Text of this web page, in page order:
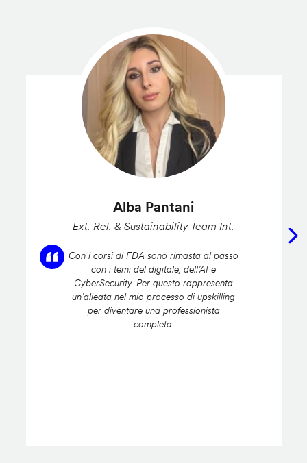
Alba Pantani
Ext. Rel. & Sustainability Team Int.
Con i corsi di FDA sono rimasta al passo
con i temi del digitale, dell’AI e
CyberSecurity. Per questo rappresenta
un’alleata nel mio processo di upskilling
per diventare una professionista
completa.